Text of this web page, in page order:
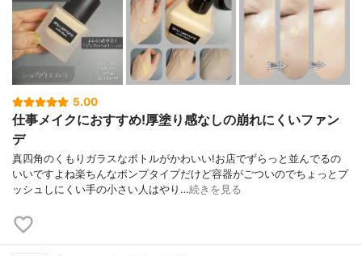
5.00
仕事メイクにおすすめ!厚塗り感なしの崩れにくいファン
デ
真四角のくもりガラスなボトルがかわいい!お店でずらっと並んでるの
いいですよね楽ちんなポンプタイプだけど容器がごついのでちょっとプ
ッシュしにくい手の小さい人はやり…続きを見る